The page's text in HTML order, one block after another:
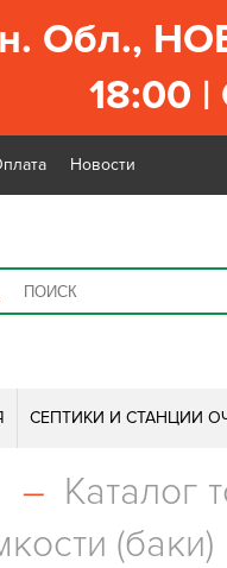
Обл.,
18:00
Новости
СЕПТИКИ И СТАНЦИИ
– Каталог
(баки)